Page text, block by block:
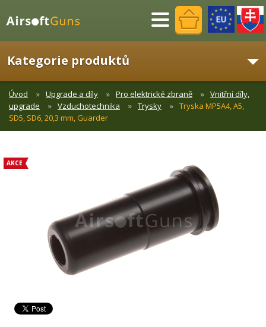
Menu
Kategorie produktů
Úvod Upgrade a díly Pro elektrické zbraně
Vnitřní díly,
upgrade
Vzduchotechnika Trysky
Tryska MP5A4, A5,
SD5, SD6, 20,3 mm, Guarder
AKCE